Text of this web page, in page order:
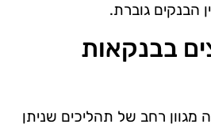
הבנקים גוברת.
בבנקאות
מגוון רחב של תהליכים שניתן